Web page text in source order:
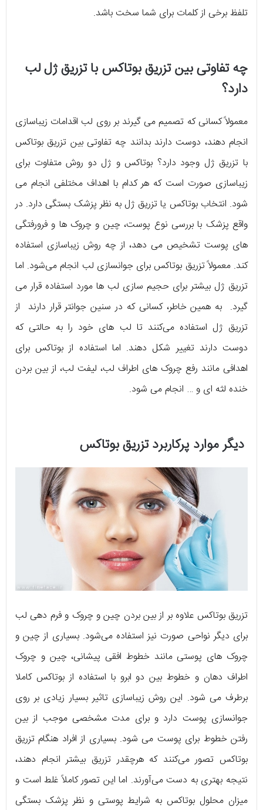
تلفظ برخی از کلمات برای شما سخت باشد.
چه تفاوتی بین تزریق بوتاکس با تزریق ژل لب
دارد؟
معمولاً کسانی که تصمیم می گیرند بر روی لب اقدامات زیباسازی
انجام دهند، دوست دارند بدانند چه تفاوتی بین تزریق بوتاکس
با تزریق ژل وجود دارد؟ بوتاکس و ژل دو روش متفاوت برای
زیباسازی صورت است که هر کدام با اهداف مختلفی انجام می
شود. انتخاب بوتاکس یا تزریق ژل به نظر پزشک بستگی دارد. در
واقع پزشک با بررسی نوع پوست، چین و چروک ها و فرورفتگی
های پوست تشخیص می دهد، از چه روش زیباسازی استفاده
کند. معمولاً تزریق بوتاکس برای جوانسازی لب انجام می‌شود. اما
تزریق ژل بیشتر برای حجیم سازی لب ها مورد استفاده قرار می
گیرد. به همین خاطر، کسانی که در سنین جوانتر قرار دارند از
تزریق ژل استفاده می‌کنند تا لب های خود را به حالتی که
دوست دارند تغییر شکل دهند. اما استفاده از بوتاکس برای
اهدافی مانند رفع چروک های اطراف لب، لیفت لب، از بین بردن
خنده لثه ای و … انجام می شود.
دیگر موارد پرکاربرد تزریق بوتاکس
تزریق بوتاکس علاوه بر از بین بردن چین و چروک و فرم دهی لب
برای دیگر نواحی صورت نیز استفاده می‌شود. بسیاری از چین و
چروک های پوستی مانند خطوط افقی پیشانی، چین و چروک
اطراف دهان و خطوط بین دو ابرو با استفاده از بوتاکس کاملا
برطرف می شود. این روش زیباسازی تاثیر بسیار زیادی بر روی
جوانسازی پوست دارد و برای مدت مشخصی موجب از بین
رفتن خطوط برای پوست می شود. بسیاری از افراد هنگام تزریق
بوتاکس تصور می‌کنند که هرچقدر تزریق بیشتر انجام دهند،
نتیجه بهتری به دست می‌آورند. اما این تصور کاملاً غلط است و
میزان محلول بوتاکس به شرایط پوستی و نظر پزشک بستگی